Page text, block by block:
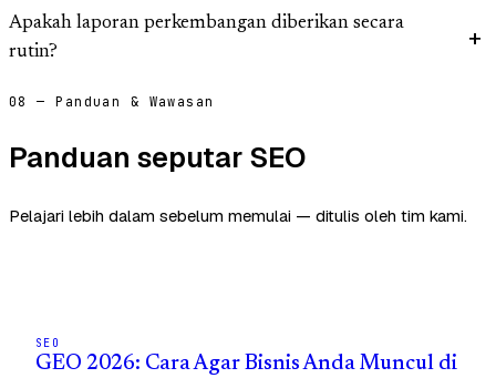
Apakah laporan perkembangan diberikan secara
rutin?
08 — Panduan & Wawasan
Panduan seputar SEO
Pelajari lebih dalam sebelum memulai — ditulis oleh tim kami.
SEO
GEO 2026: Cara Agar Bisnis Anda Muncul di